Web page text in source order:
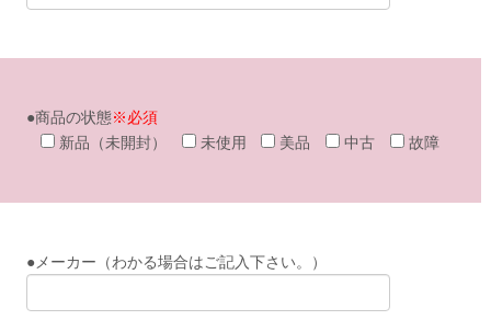
●商品の状態※必須
新品（未開封）
未使用 美品 中古 故障
●メーカー（わかる場合はご記入下さい。）